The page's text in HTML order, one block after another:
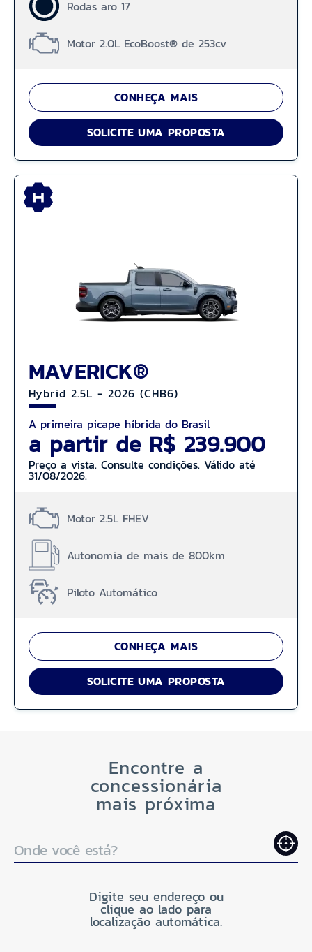
Rodas aro 17
Motor 2.0L EcoBoost® de 253cv
CONHEÇA MAIS
SOLICITE UMA PROPOSTA
MAVERICK®
Hybrid 2.5L - 2026 (CHB6)
A primeira picape híbrida do Brasil
a partir de R$ 239.900
Preço a vista. Consulte condições. Válido até
31/08/2026.
Motor 2.5L FHEV
Autonomia de mais de 800km
Piloto Automático
CONHEÇA MAIS
SOLICITE UMA PROPOSTA
Encontre a
concessionária
mais próxima
Onde você está?
Digite seu endereço ou
clique ao lado para
localização automática.